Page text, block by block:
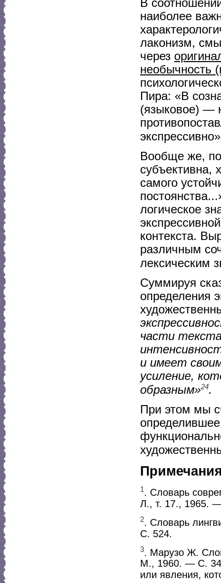
В
наиболее
лаконизм,
через
необычность
Пира: «В
(языковое) —
Вообще же,
субъективна,
самого
логическое
контекста.
различным
лексическим
Суммируя
определения
части
и имеет
усиление,
образным»24.
При этом мы
1. Словарь
Л., т. 17., 1965.
2. Словарь
С. 524.
3
. Марузо Ж.
М., 1960. — С.
или явления,